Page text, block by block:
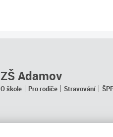
ZŠ Adamov
O škole Pro rodiče Stravování